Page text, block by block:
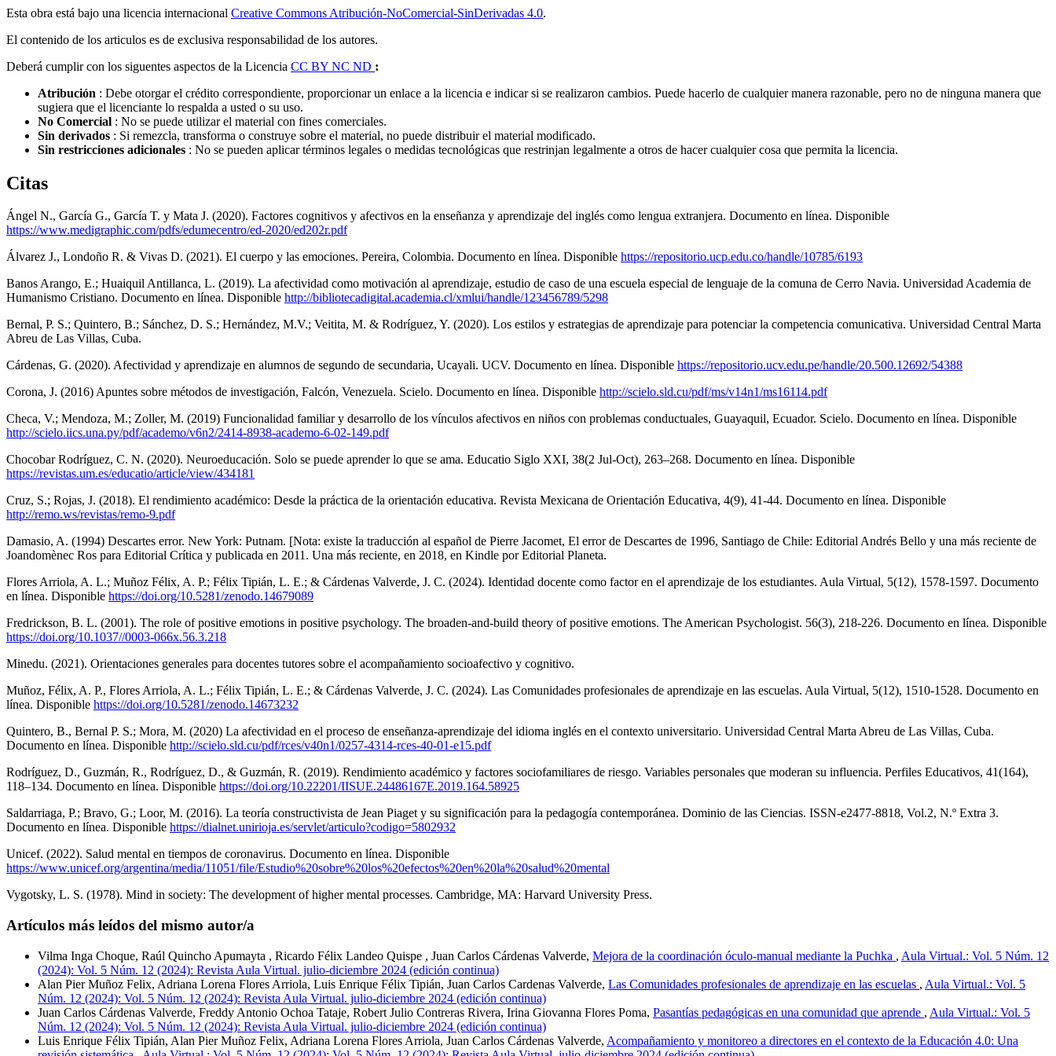
Esta obra está bajo una licencia internacional Creative Commons Atribución-NoComercial-SinDerivadas 4.0.
El contenido de los articulos es de exclusiva responsabilidad de los autores.
Deberá cumplir con los siguentes aspectos de la Licencia CC BY NC ND :
Atribución : Debe otorgar el crédito correspondiente, proporcionar un enlace a la licencia e indicar si se realizaron cambios. Puede hacerlo de cualquier manera razonable, pero no de ninguna manera que
sugiera que el licenciante lo respalda a usted o su uso.
No Comercial : No se puede utilizar el material con fines comerciales.
Sin derivados : Si remezcla, transforma o construye sobre el material, no puede distribuir el material modificado.
Sin restricciones adicionales : No se pueden aplicar términos legales o medidas tecnológicas que restrinjan legalmente a otros de hacer cualquier cosa que permita la licencia.
Citas
Ángel N., García G., García T. y Mata J. (2020). Factores cognitivos y afectivos en la enseñanza y aprendizaje del inglés como lengua extranjera. Documento en línea. Disponible
https://www.medigraphic.com/pdfs/edumecentro/ed-2020/ed202r.pdf
Álvarez J., Londoño R. & Vivas D. (2021). El cuerpo y las emociones. Pereira, Colombia. Documento en línea. Disponible https://repositorio.ucp.edu.co/handle/10785/6193
Banos Arango, E.; Huaiquil Antillanca, L. (2019). La afectividad como motivación al aprendizaje, estudio de caso de una escuela especial de lenguaje de la comuna de Cerro Navia. Universidad Academia de
Humanismo Cristiano. Documento en línea. Disponible http://bibliotecadigital.academia.cl/xmlui/handle/123456789/5298
Bernal, P. S.; Quintero, B.; Sánchez, D. S.; Hernández, M.V.; Veitita, M. & Rodríguez, Y. (2020). Los estilos y estrategias de aprendizaje para potenciar la competencia comunicativa. Universidad Central Marta
Abreu de Las Villas, Cuba.
Cárdenas, G. (2020). Afectividad y aprendizaje en alumnos de segundo de secundaria, Ucayali. UCV. Documento en línea. Disponible https://repositorio.ucv.edu.pe/handle/20.500.12692/54388
Corona, J. (2016) Apuntes sobre métodos de investigación, Falcón, Venezuela. Scielo. Documento en línea. Disponible http://scielo.sld.cu/pdf/ms/v14n1/ms16114.pdf
Checa, V.; Mendoza, M.; Zoller, M. (2019) Funcionalidad familiar y desarrollo de los vínculos afectivos en niños con problemas conductuales, Guayaquil, Ecuador. Scielo. Documento en línea. Disponible
http://scielo.iics.una.py/pdf/academo/v6n2/2414-8938-academo-6-02-149.pdf
Chocobar Rodríguez, C. N. (2020). Neuroeducación. Solo se puede aprender lo que se ama. Educatio Siglo XXI, 38(2 Jul-Oct), 263–268. Documento en línea. Disponible
https://revistas.um.es/educatio/article/view/434181
Cruz, S.; Rojas, J. (2018). El rendimiento académico: Desde la práctica de la orientación educativa. Revista Mexicana de Orientación Educativa, 4(9), 41-44. Documento en línea. Disponible
http://remo.ws/revistas/remo-9.pdf
Damasio, A. (1994) Descartes error. New York: Putnam. [Nota: existe la traducción al español de Pierre Jacomet, El error de Descartes de 1996, Santiago de Chile: Editorial Andrés Bello y una más reciente de
Joandomènec Ros para Editorial Crítica y publicada en 2011. Una más reciente, en 2018, en Kindle por Editorial Planeta.
Flores Arriola, A. L.; Muñoz Félix, A. P.; Félix Tipián, L. E.; & Cárdenas Valverde, J. C. (2024). Identidad docente como factor en el aprendizaje de los estudiantes. Aula Virtual, 5(12), 1578-1597. Documento
en línea. Disponible https://doi.org/10.5281/zenodo.14679089
Fredrickson, B. L. (2001). The role of positive emotions in positive psychology. The broaden-and-build theory of positive emotions. The American Psychologist. 56(3), 218-226. Documento en línea. Disponible
https://doi.org/10.1037//0003-066x.56.3.218
Minedu. (2021). Orientaciones generales para docentes tutores sobre el acompañamiento socioafectivo y cognitivo.
Muñoz, Félix, A. P., Flores Arriola, A. L.; Félix Tipián, L. E.; & Cárdenas Valverde, J. C. (2024). Las Comunidades profesionales de aprendizaje en las escuelas. Aula Virtual, 5(12), 1510-1528. Documento en
línea. Disponible https://doi.org/10.5281/zenodo.14673232
Quintero, B., Bernal P. S.; Mora, M. (2020) La afectividad en el proceso de enseñanza-aprendizaje del idioma inglés en el contexto universitario. Universidad Central Marta Abreu de Las Villas, Cuba.
Documento en línea. Disponible http://scielo.sld.cu/pdf/rces/v40n1/0257-4314-rces-40-01-e15.pdf
Rodríguez, D., Guzmán, R., Rodríguez, D., & Guzmán, R. (2019). Rendimiento académico y factores sociofamiliares de riesgo. Variables personales que moderan su influencia. Perfiles Educativos, 41(164),
118–134. Documento en línea. Disponible https://doi.org/10.22201/IISUE.24486167E.2019.164.58925
Saldarriaga, P.; Bravo, G.; Loor, M. (2016). La teoría constructivista de Jean Piaget y su significación para la pedagogía contemporánea. Dominio de las Ciencias. ISSN-e2477-8818, Vol.2, N.º Extra 3.
Documento en línea. Disponible https://dialnet.unirioja.es/servlet/articulo?codigo=5802932
Unicef. (2022). Salud mental en tiempos de coronavirus. Documento en línea. Disponible
https://www.unicef.org/argentina/media/11051/file/Estudio%20sobre%20los%20efectos%20en%20la%20salud%20mental
Vygotsky, L. S. (1978). Mind in society: The development of higher mental processes. Cambridge, MA: Harvard University Press.
Artículos más leídos del mismo autor/a
Vilma Inga Choque, Raúl Quincho Apumayta , Ricardo Félix Landeo Quispe , Juan Carlos Cárdenas Valverde, Mejora de la coordinación óculo-manual mediante la Puchka , Aula Virtual.: Vol. 5 Núm. 12
(2024): Vol. 5 Núm. 12 (2024): Revista Aula Virtual. julio-diciembre 2024 (edición continua)
Alan Pier Muñoz Felix, Adriana Lorena Flores Arriola, Luis Enrique Félix Tipián, Juan Carlos Cardenas Valverde, Las Comunidades profesionales de aprendizaje en las escuelas , Aula Virtual.: Vol. 5
Núm. 12 (2024): Vol. 5 Núm. 12 (2024): Revista Aula Virtual. julio-diciembre 2024 (edición continua)
Juan Carlos Cárdenas Valverde, Freddy Antonio Ochoa Tataje, Robert Julio Contreras Rivera, Irina Giovanna Flores Poma, Pasantías pedagógicas en una comunidad que aprende , Aula Virtual.: Vol. 5
Núm. 12 (2024): Vol. 5 Núm. 12 (2024): Revista Aula Virtual. julio-diciembre 2024 (edición continua)
Luis Enrique Félix Tipián, Alan Pier Muñoz Felix, Adriana Lorena Flores Arriola, Juan Carlos Cárdenas Valverde, Acompañamiento y monitoreo a directores en el contexto de la Educación 4.0: Una